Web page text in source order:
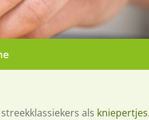
als kniepertjes